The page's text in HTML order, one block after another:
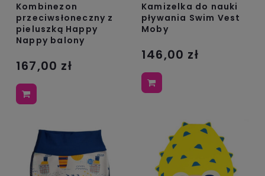
Kombinezon
przeciwsłoneczny z
pieluszką Happy
Nappy balony
167,00 zł
Kamizelka do nauki
pływania Swim Vest
Moby
146,00 zł